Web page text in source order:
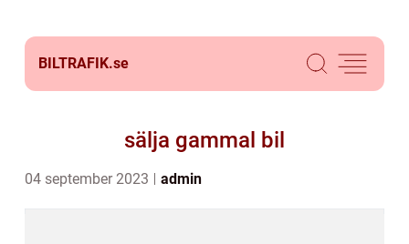
BILTRAFIK.se
sälja gammal bil
04 september 2023 admin